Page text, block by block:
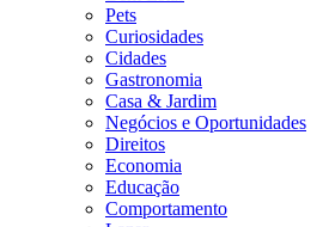
Pets
Curiosidades
Cidades
Gastronomia
Casa & Jardim
Negócios e Oportunidades
Direitos
Economia
Educação
Comportamento